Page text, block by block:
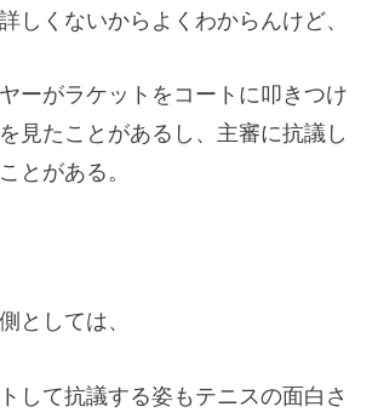
しくないからよくわからんけど、
ーがラケットをコートに叩きつけ
見たことがあるし、主審に抗議し
とがある。
としては、
して抗議する姿もテニスの面白さ